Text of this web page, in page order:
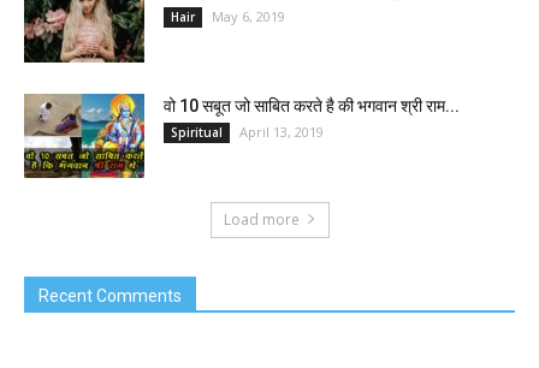
Hair May 6, 2019
वो 10 सबूत जो साबित करते है की भगवान श्री राम...
Spiritual April 13, 2019
Load more
Recent Comments